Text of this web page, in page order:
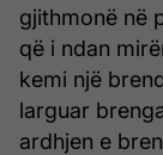
gjithmonë në
që i ndan
kemi një
larguar
ardhjen e